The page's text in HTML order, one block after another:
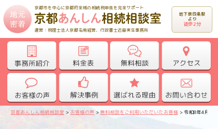
京都市を中心に京都府全域の相続税申告を完全サポート
運営：税理士法人京都名南経営、行政書士近藤実生事務所
地下鉄四条駅
より
徒歩2分
京都あんしん相続相談室 > お客様の声 >無料相談をご利用いただいたお客様 >令和8年4月